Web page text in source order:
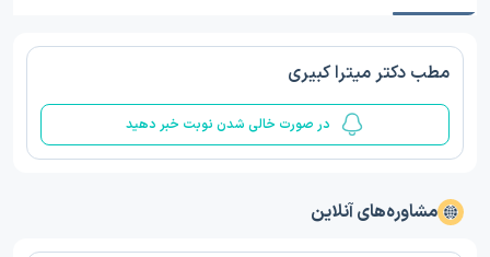
مطب دکتر میترا کبیری
در صورت خالی شدن نوبت خبر دهید
مشاوره‌های آنلاین